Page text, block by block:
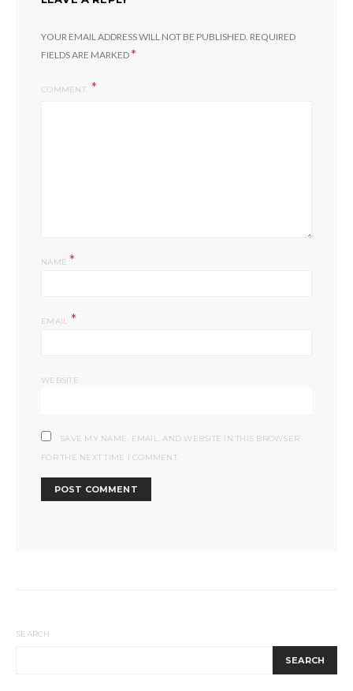
YOUR EMAIL ADDRESS WILL NOT BE PUBLISHED. REQUIRED
FIELDS ARE MARKED*
COMMENT
NAME *
EMAIL *
WEBSITE
SAVE MY NAME, EMAIL, AND WEBSITE IN THIS BROWSER
FOR THE NEXT TIME I COMMENT.
SEARCH
SEARCH